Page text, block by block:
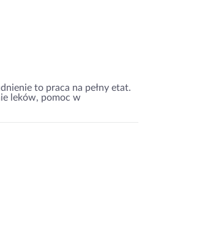
to praca na pełny etat.
leków, pomoc w